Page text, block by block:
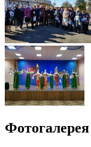
Фотогалерея